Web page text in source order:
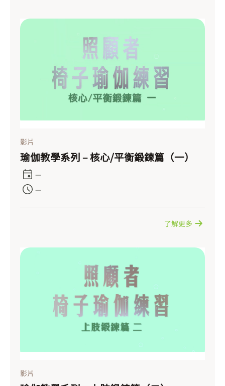
影片
瑜伽教學系列 – 核心/平衡鍛鍊篇（一）
—
—
了解更多
影片